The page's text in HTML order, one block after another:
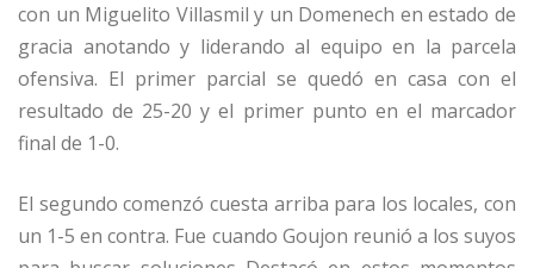
con un Miguelito Villasmil y un Domenech en estado de
gracia anotando y liderando al equipo en la parcela
ofensiva. El primer parcial se quedó en casa con el
resultado de 25-20 y el primer punto en el marcador
final de 1-0.
El segundo comenzó cuesta arriba para los locales, con
un 1-5 en contra. Fue cuando Goujon reunió a los suyos